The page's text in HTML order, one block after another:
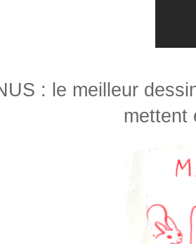
: le meilleur
mettent